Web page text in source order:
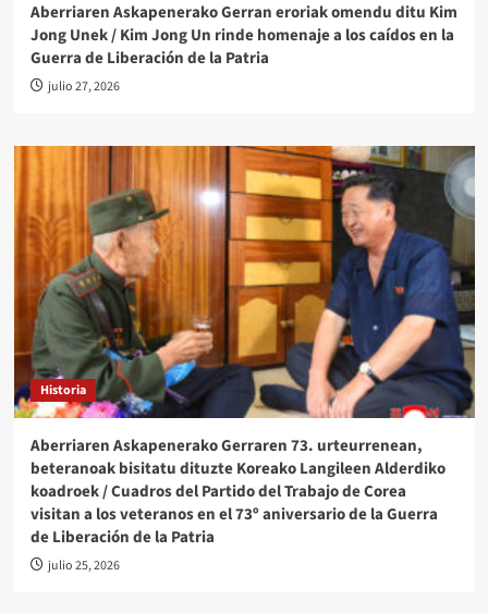
Aberriaren Askapenerako Gerran eroriak omendu ditu Kim
Jong Unek / Kim Jong Un rinde homenaje a los caídos en la
Guerra de Liberación de la Patria
julio 27, 2026
Historia
Aberriaren Askapenerako Gerraren 73. urteurrenean,
beteranoak bisitatu dituzte Koreako Langileen Alderdiko
koadroek / Cuadros del Partido del Trabajo de Corea
visitan a los veteranos en el 73º aniversario de la Guerra
de Liberación de la Patria
julio 25, 2026